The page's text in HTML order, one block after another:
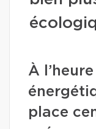
À
place